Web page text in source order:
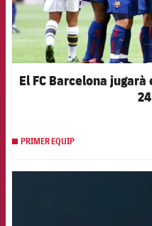
El FC Barcelona
PRIMER EQUIP